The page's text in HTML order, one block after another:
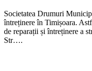
Societatea Drumuri
întreținere în Timișoara.
de reparații și întreținere
Str….